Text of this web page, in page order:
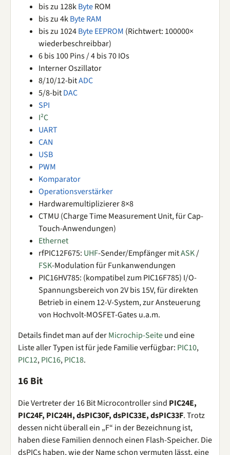
bis zu 128kByteROM
bis zu 4kByteRAM
bis zu 1024ByteEEPROM (Richtwert: 100000×
wiederbeschreibbar)
6 bis 100 Pins / 4 bis 70 IOs
Interner Oszillator
8/10/12-bitADC
5/8-bitDAC
SPI
I²C
UART
CAN
USB
PWM
Komparator
Operationsverstärker
Hardwaremultiplizierer 8×8
CTMU (Charge Time Measurement Unit, für Cap-
Touch-Anwendungen)
Ethernet
rfPIC12F675: UHF-Sender/Empfänger mitASK/
FSK-Modulation für Funkanwendungen
PIC16HV785: (kompatibel zum PIC16F785) I/O-
Spannungsbereich von 2V bis 15V, für direkten
Betrieb in einem 12-V-System, zur Ansteuerung
von Hochvolt-MOSFET-Gates u.a.m.
Details findet man auf derMicrochip-Seiteund eine
Liste aller Typen ist für jede Familie verfügbar: PIC10,
PIC12,PIC16,PIC18.
16 Bit
Die Vertreter der 16 Bit Microcontroller sind PIC24E,
PIC24F, PIC24H, dsPIC30F, dsPIC33E, dsPIC33F. Trotz
dessen nicht überall ein „F“ in der Bezeichnung ist,
haben diese Familien dennoch einen Flash-Speicher. Die
dsPICs haben, wie der Name schon vermuten lässt, eine